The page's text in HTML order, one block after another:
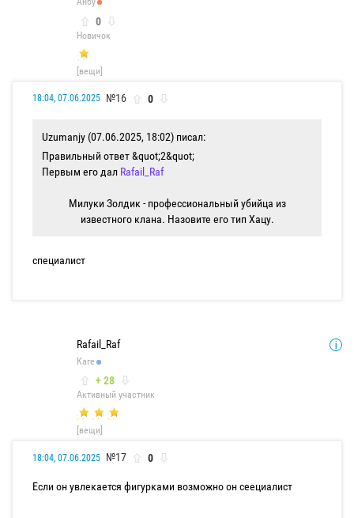
0
Новичок
[вещи]
18:04, 07.06.2025 №16 0
Uzumanjy (07.06.2025, 18:02) писал:
Правильный ответ &quot;2&quot;
Первым его дал Rafail_Raf
Милуки Золдик - профессиональный убийца из
известного клана. Назовите его тип Хацу.
специалист
Rafail_Raf
Каге
+ 28
Активный участник
[вещи]
18:04, 07.06.2025 №17 0
Если он увлекается фигурками возможно он сеециалист